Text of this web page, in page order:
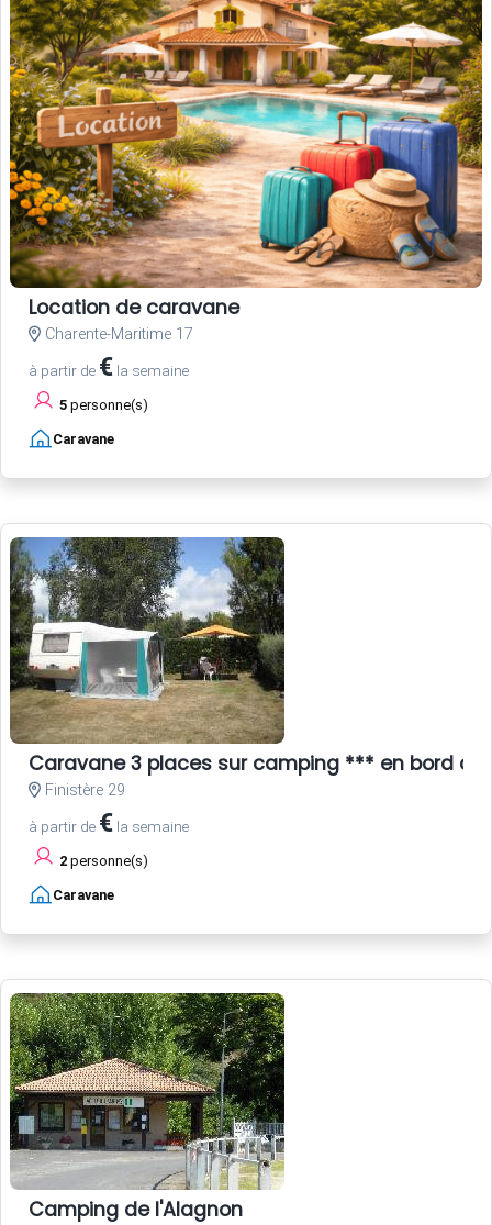
Location de caravane
Charente-Maritime 17
à partir de € la semaine
5 personne(s)
Caravane
Caravane 3 places sur camping *** en bord de
Finistère 29
à partir de € la semaine
2 personne(s)
Caravane
Camping de l'Alagnon